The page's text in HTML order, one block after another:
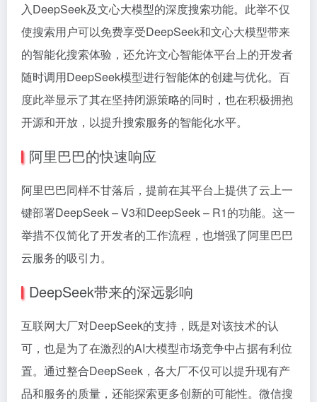
入DeepSeek及文心大模型的深度搜索功能。此举不仅
使搜索用户可以免费享受DeepSeek和文心大模型带来
的智能化搜索体验，还允许文心智能体平台上的开发者
随时调用DeepSeek模型进行智能体的创建与优化。百
度此举显示了其在坚持闭源策略的同时，也在积极拥抱
开源和开放，以提升搜索服务的智能化水平。
阿里巴巴的快速响应
阿里巴巴同样不甘落后，提前在其平台上提供了云上一
键部署DeepSeek – V3和DeepSeek – R1的功能。这一
举措不仅简化了开发者的工作流程，也增强了阿里巴巴
云服务的吸引力。
DeepSeek带来的深远影响
互联网大厂对DeepSeek的支持，既是对该技术的认
可，也是为了在激烈的AI大模型市场竞争中占据有利位
置。通过整合DeepSeek，各大厂不仅可以提升现有产
品和服务的质量，还能探索更多创新的可能性。微信搜